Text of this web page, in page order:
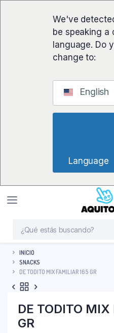
We've
be speaking a
language. Do
change to:
English
INICIO
SNACKS
DE TODITO MIX FAMILIAR 165 GR
DE TODITO
GR